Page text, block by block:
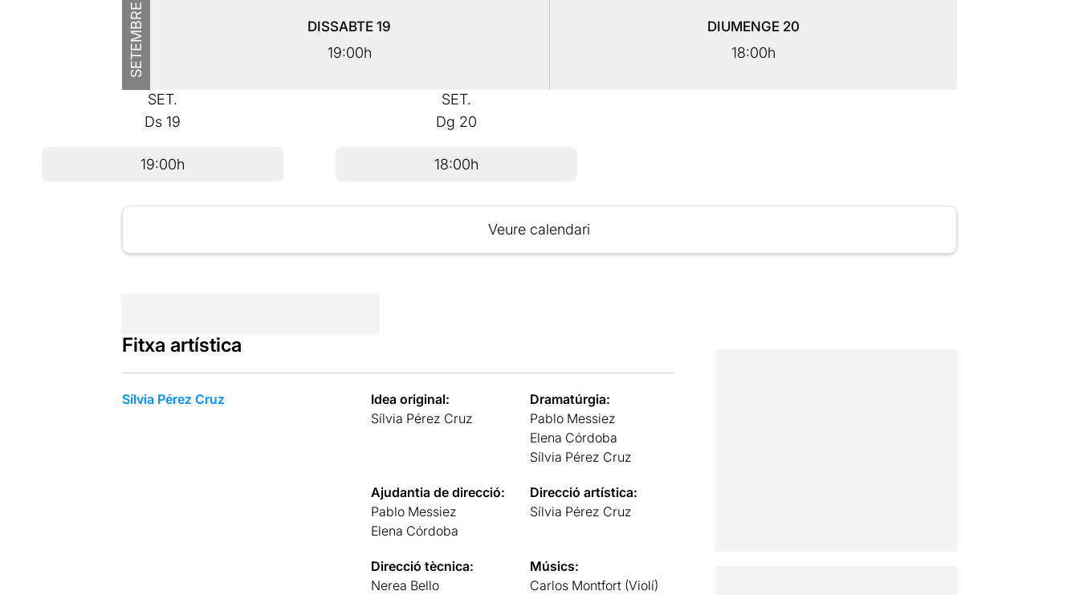
SETEMBRE DISSABTE19
19:00h
DIUMENGE 20
18:00h
SET.
Ds19
19:00h
SET.
Dg 20
18:00h
Veure calendari
Fitxa artística
Sílvia Pérez Cruz
Idea original:
Sílvia Pérez Cruz
Dramatúrgia:
Pablo Messiez
Elena Córdoba
Sílvia Pérez Cruz
Ajudantia de direcció:
Pablo Messiez
Elena Córdoba
Direcció artística:
Sílvia Pérez Cruz
Direcció tècnica:
Nerea Bello
Músics:
Carlos Montfort (Violí)